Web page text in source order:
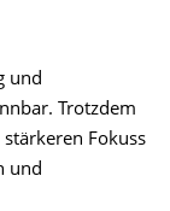
und
Trotzdem
Fokuss
und